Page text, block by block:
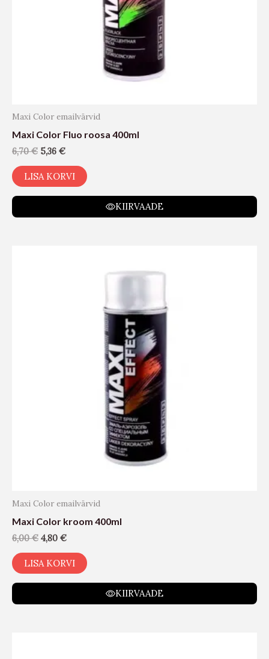
Maxi Color emailvärvid
Maxi Color Fluo roosa 400ml
6,70€ 5,36 €
LISA KORVI
KIIRVAADE
Maxi Color emailvärvid
Maxi Color kroom 400ml
6,00€ 4,80 €
LISA KORVI
KIIRVAADE